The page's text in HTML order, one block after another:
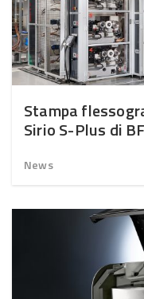
Stampa
Sirio S-Plus di
News